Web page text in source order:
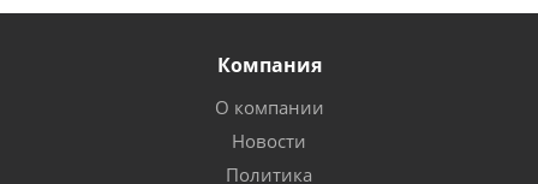
Компания
О компании
Новости
Политика